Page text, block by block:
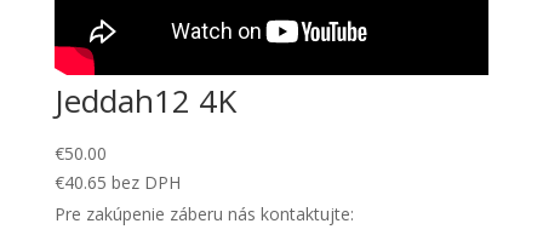
Jeddah12 4K
€50.00
€40.65 bez DPH
Pre zakúpenie záberu nás kontaktujte: